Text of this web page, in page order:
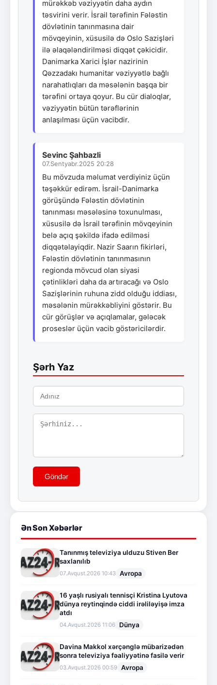
mürəkkəb vəziyyətin daha aydın
təsvirini verir. İsrail tərəfinin Fələstin
dövlətinin tanınmasına dair
mövqeyinin, xüsusilə də Oslo Sazişləri
ilə əlaqələndirilməsi diqqət çəkicidir.
Danimarka Xarici İşlər nazirinin
Qəzzadakı humanitar vəziyyətlə bağlı
narahatlıqları da məsələnin başqa bir
tərəfini ortaya qoyur. Bu cür dialoqlar,
vəziyyətin bütün tərəflərinin
anlaşılması üçün vacibdir.
Sevinc Şahbazli
07.Sentyabr.2025 20:28
Bu mövzuda məlumat verdiyiniz üçün
təşəkkür edirəm. İsrail-Danimarka
görüşündə Fələstin dövlətinin
tanınması məsələsinə toxunulması,
xüsusilə də İsrail tərəfinin mövqeyinin
belə açıq şəkildə ifadə edilməsi
diqqətəlayiqdir. Nazir Saarın fikirləri,
Fələstin dövlətinin tanınmasının
regionda mövcud olan siyasi
çətinlikləri daha da artıracağı və Oslo
Sazişlərinin ruhuna zidd olduğu iddiası,
məsələnin mürəkkəbliyini göstərir. Bu
cür görüşlər və açıqlamalar, gələcək
proseslər üçün vacib göstəricilərdir.
Şərh Yaz
Göndər
Ən Son Xəbərlər
Tanınmış televiziya ulduzu Stiven Ber
saxlanılıb
07.Avqust.2026 10:43 Avropa
16 yaşlı rusiyalı tennisçi Kristina Lyutova
dünya reytinqində ciddi irəliləyişə imza
atdı
04.Avqust.2026 11:06 Dünya
Davina Makkol xərçənglə mübarizədən
sonra televiziya fəaliyyətinə fasilə verir
03.Avqust.2026 00:59 Avropa